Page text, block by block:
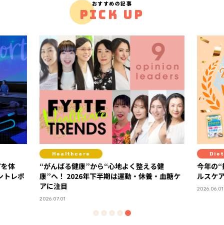
おすすめの記事
PICK UP
体
Healthcare
“がんばる健康”から“心地よく整える健
康”へ！ 2026年下半期は運動・休養・血糖ケ
アに注目
2026.07.01
Diet
今年の
ルスケ
2026.06.01